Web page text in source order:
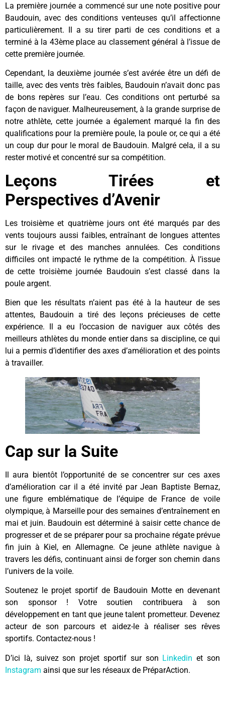
La première journée a commencé sur une note positive pour
Baudouin, avec des conditions venteuses qu’il affectionne
particulièrement. Il a su tirer parti de ces conditions et a
terminé à la 43ème place au classement général à l’issue de
cette première journée.
Cependant, la deuxième journée s’est avérée être un défi de
taille, avec des vents très faibles, Baudouin n’avait donc pas
de bons repères sur l’eau. Ces conditions ont perturbé sa
façon de naviguer. Malheureusement, à la grande surprise de
notre athlète, cette journée a également marqué la fin des
qualifications pour la première poule, la poule or, ce qui a été
un coup dur pour le moral de Baudouin. Malgré cela, il a su
rester motivé et concentré sur sa compétition.
Leçons Tirées et
Perspectives d’Avenir
Les troisième et quatrième jours ont été marqués par des
vents toujours aussi faibles, entraînant de longues attentes
sur le rivage et des manches annulées. Ces conditions
difficiles ont impacté le rythme de la compétition. À l’issue
de cette troisième journée Baudouin s’est classé dans la
poule argent.
Bien que les résultats n’aient pas été à la hauteur de ses
attentes, Baudouin a tiré des leçons précieuses de cette
expérience. Il a eu l’occasion de naviguer aux côtés des
meilleurs athlètes du monde entier dans sa discipline, ce qui
lui a permis d’identifier des axes d’amélioration et des points
à travailler.
Cap sur la Suite
Il aura bientôt l’opportunité de se concentrer sur ces axes
d’amélioration car il a été invité par Jean Baptiste Bernaz,
une figure emblématique de l’équipe de France de voile
olympique, à Marseille pour des semaines d’entraînement en
mai et juin. Baudouin est déterminé à saisir cette chance de
progresser et de se préparer pour sa prochaine régate prévue
fin juin à Kiel, en Allemagne. Ce jeune athlète navigue à
travers les défis, continuant ainsi de forger son chemin dans
l’univers de la voile.
Soutenez le projet sportif de Baudouin Motte en devenant
son sponsor ! Votre soutien contribuera à son
développement en tant que jeune talent prometteur. Devenez
acteur de son parcours et aidez-le à réaliser ses rêves
sportifs. Contactez-nous !
D’ici là, suivez son projet sportif sur son Linkedin et son
Instagram ainsi que sur les réseaux de PréparAction.